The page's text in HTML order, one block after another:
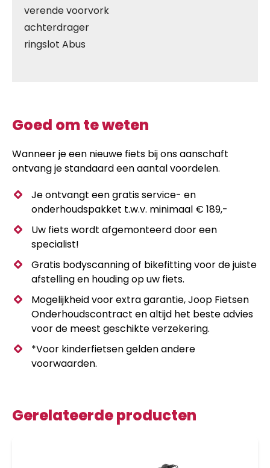
verende voorvork
achterdrager
ringslot Abus
Goed om te weten
Wanneer je een nieuwe fiets bij ons aanschaft
ontvang je standaard een aantal voordelen.
Je ontvangt een gratis service- en
onderhoudspakket t.w.v. minimaal € 189,-
Uw fiets wordt afgemonteerd door een
specialist!
Gratis bodyscanning of bikefitting voor de juiste
afstelling en houding op uw fiets.
Mogelijkheid voor extra garantie, Joop Fietsen
Onderhoudscontract en altijd het beste advies
voor de meest geschikte verzekering.
*Voor kinderfietsen gelden andere
voorwaarden.
Gerelateerde producten